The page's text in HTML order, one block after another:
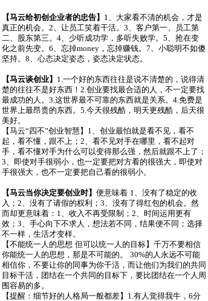
【马云给初创企业者的忠告】 1、大家看不清的机会，才是
真正的机会。 2、让员工笑着干活。 3、客户第一、员工第
二、股东第三。 4、少听成功学，多听失败学。 5、抢在变
化之前先变。 6、忘掉money ，忘掉赚钱。 7、小聪明不如傻
坚持。 8、心态决定姿态，姿态决定状态。
【马云谈创业】 1.一个好的东西往往是说不清楚的，说得清
楚的往往不是好东西！ 2.创业要找最合适的人，不一定要找
最成功的人。 3.这世界最不可靠的东西就是关系。 4.免费是
世界上最昂贵的东西。 5.今天很残酷，明天更残酷，后天很
美好。
【马云“四不”创业智慧】 1、创业最怕就是看不见，看不
起，看不懂，跟不上； 2、看不见对手在哪里，看不起对
手，看不懂对手为什么可以变得那么强，然后就跟不上了；
3、即使对手很弱小，也一定要把对方看的很强大，即使对
手很强大，也不一定要把自己看的很弱小。
【马云当你决定要创业时】 便意味着 1、没有了稳定的收
入； 2、没有了请假的权利； 3、没有了得红包的机会。然
而却更意味着： 1、收入不再受限制； 2、时间运用更有
效； 3、手心向下不求人，想法若不同，结果便不同；选择
不一样，生活才变样。
【不能统一人的思想 但可以统一人的目标】千万不要相信
你能统一人的思想，那是不可能的。 30%的人永远不可能
相信你，不要让你的同事为你干活，而让他们为我们的共同
目标干活，团结在一个共同的目标下，要比团结在一个人周
围容易的多。
【提醒：细节好的人格局一般都差】 1.有人觉得我牛， 6分